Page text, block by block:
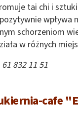
tai chi i
wpływa
schorzeniom
w różnych
832 11 51
cafe